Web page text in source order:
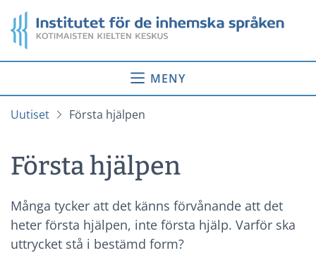
till
innehåll
Startsida
MENY
Uutiset Första hjälpen
Första hjälpen
Många tycker att det känns förvånande att det
heter första hjälpen, inte första hjälp. Varför ska
uttrycket stå i bestämd form?